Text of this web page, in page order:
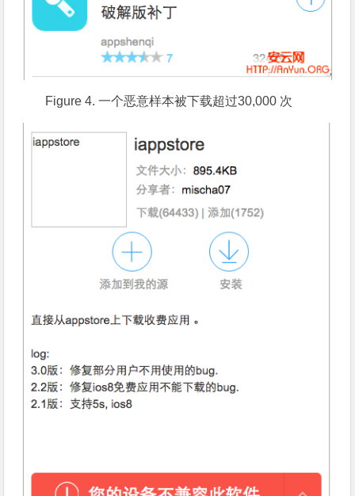
Figure 4. 一个恶意样本被下载超过30,000 次